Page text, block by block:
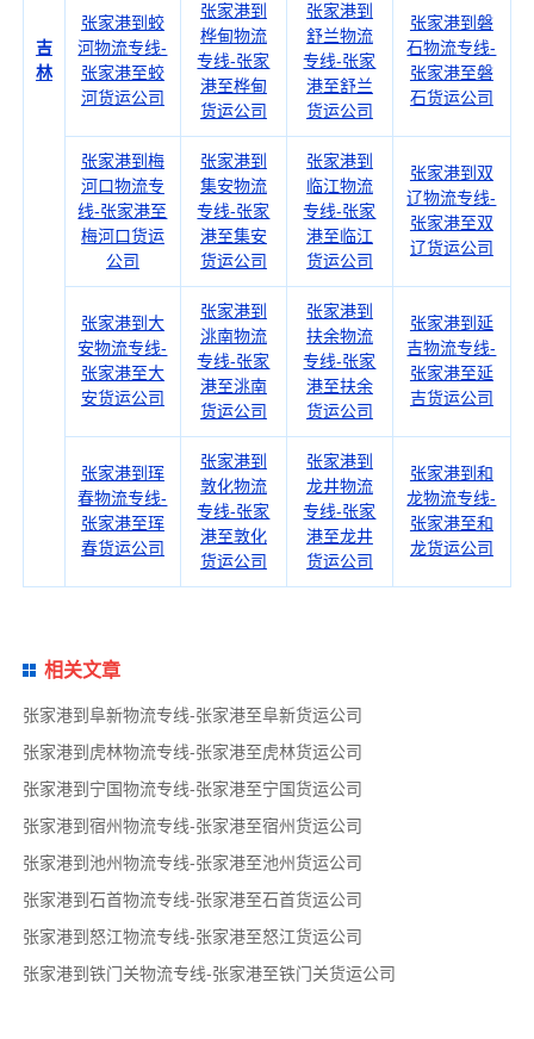
吉
林
张家港到蛟
河物流专线-
张家港至蛟
河货运公司
张家港到
桦甸物流
专线-张家
港至桦甸
货运公司
张家港到
舒兰物流
专线-张家
港至舒兰
货运公司
张家港到磐
石物流专线-
张家港至磐
石货运公司
张家港到梅
河口物流专
线-张家港至
梅河口货运
公司
张家港到
集安物流
专线-张家
港至集安
货运公司
张家港到
临江物流
专线-张家
港至临江
货运公司
张家港到双
辽物流专线-
张家港至双
辽货运公司
张家港到大
安物流专线-
张家港至大
安货运公司
张家港到
洮南物流
专线-张家
港至洮南
货运公司
张家港到
扶余物流
专线-张家
港至扶余
货运公司
张家港到延
吉物流专线-
张家港至延
吉货运公司
张家港到珲
春物流专线-
张家港至珲
春货运公司
张家港到
敦化物流
专线-张家
港至敦化
货运公司
张家港到
龙井物流
专线-张家
港至龙井
货运公司
张家港到和
龙物流专线-
张家港至和
龙货运公司
相关文章
张家港到阜新物流专线-张家港至阜新货运公司
张家港到虎林物流专线-张家港至虎林货运公司
张家港到宁国物流专线-张家港至宁国货运公司
张家港到宿州物流专线-张家港至宿州货运公司
张家港到池州物流专线-张家港至池州货运公司
张家港到石首物流专线-张家港至石首货运公司
张家港到怒江物流专线-张家港至怒江货运公司
张家港到铁门关物流专线-张家港至铁门关货运公司